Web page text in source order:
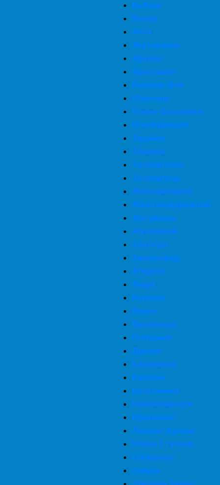
Выборг
Выкса
Ялта
Ялуторовск
Ярцево
Ярославль
Йошкар-Ола
Юрюзань
Южно-Сахалинск
Южноуральск
Зарайск
Заринск
Зеленогорск
Зеленоград
Железногорск
Железнодорожный
Жигулевск
Жуковский
Златоуст
Звенигород
Агидель
Янаул
Боровск
Верея
Высоковск
Голицыно
Дрезна
Калининец
Калязин
Котельники
Краснозаводск
Куровское
Ликино-Дулёво
Новое Ступино
Ожерелье
Озёры